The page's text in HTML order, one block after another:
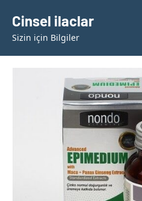
geçCinsel ilaclar
Sizin için Bilgiler